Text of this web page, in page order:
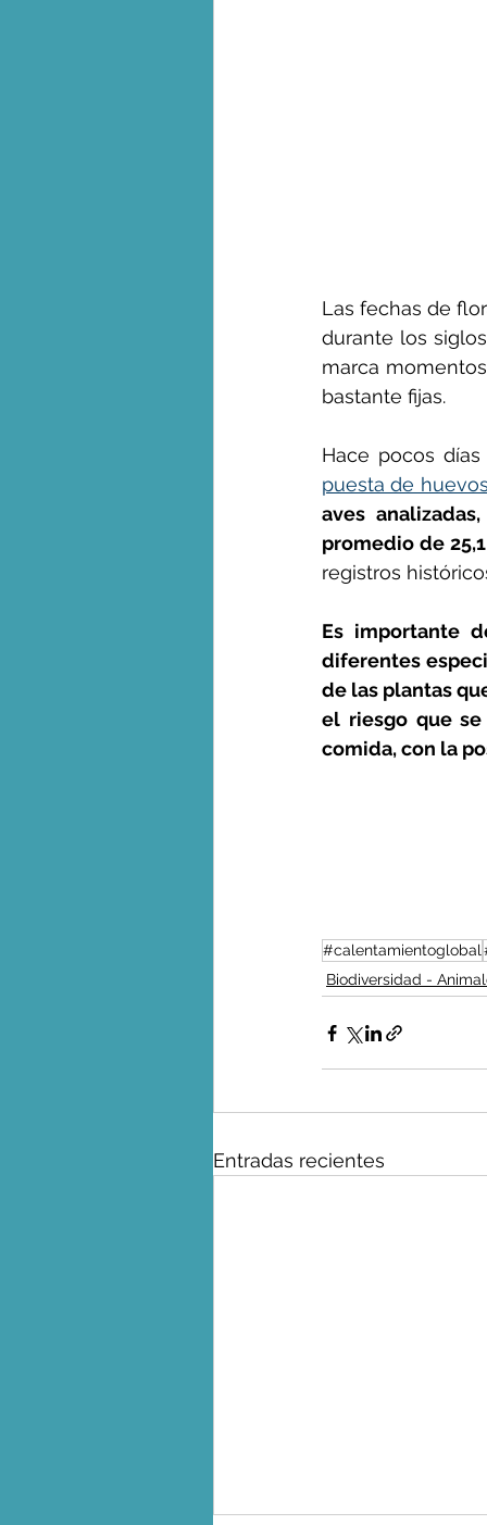
Las fechas de
durante los
marca
bastante fijas.
Hace pocos días
puesta de huevos
aves
promedio de
registros
Es importante
diferentes
de las plantas
el riesgo que
comida, con la
#calentamientoglobal
Biodiversidad -
Entradas recientes